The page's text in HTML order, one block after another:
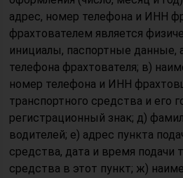
адрес, номер телефона и ИНН
фрахтователем является
инициалы, паспортные данные,
телефона фрахтователя; в)
номер телефона и ИНН
транспортного средства и его
регистрационный знак; д)
водителей; е) адрес пункта
средства, дата и время подачи
средства в этот пункт; ж)